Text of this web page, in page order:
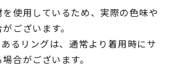
在庫ありのみ
使用しているため、実際の色味や
ございます。
るリングは、通常より着用時にサ
合がございます。